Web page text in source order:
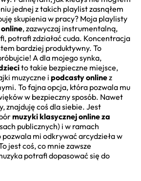
jednej z takich playlist zasnąłem
skupienia w pracy? Moja playlisty
, zazwyczaj instrumentalną,
potrafi zdziałać cuda. Koncentracja
bardziej produktywny. To
A dla mojego synka,
to takie bezpieczne miejsce,
muzyczne i podcasty onlinez
To fajna opcja, która pozwala mu
w bezpieczny sposób. Nawet
znajduję coś dla siebie. Jest
muzyki klasycznej online za
publicznych) i w ramach
mi odkrywać arcydzieła w
jest coś, co mnie zawsze
potrafi dopasować się do